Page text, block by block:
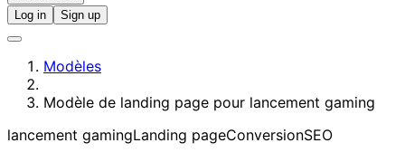
Log in
Sign up
Modèles
Modèle de landing page pour lancement gaming
lancement gamingLanding pageConversionSEO